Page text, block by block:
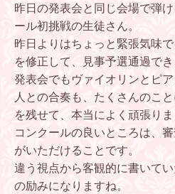
昨日の発表会と同じ会場で弾
ール初挑戦の生徒さん。
昨日よりはちょっと緊張気味
を修正して、見事予選通過で
発表会でもヴァイオリンとピ
人との合奏も、たくさんのこ
を残せて、本当によく頑張りま
コンクールの良いところは、
がいただけることです。
違う視点から客観的に書いて
の励みになりますね。